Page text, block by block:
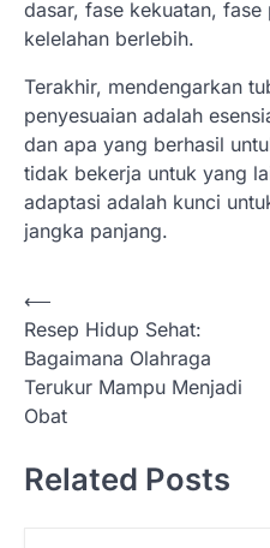
dasar, fase kekuatan,
kelelahan berlebih.
Terakhir, mendengarkan
penyesuaian adalah
dan apa yang berhasil
tidak bekerja untuk yang
adaptasi adalah kunci
jangka panjang.
N
a
v
i
a
⟵
Resep Hidup Sehat:
Bagaimana Olahraga
Terukur Mampu Menjadi
Obat
Related Posts